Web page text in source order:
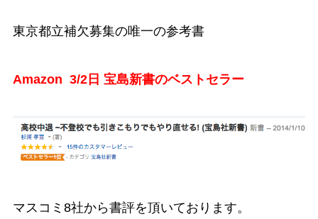
東京都立補欠募集の唯一の参考書
Amazon 3/2日 宝島新書のベストセラー
マスコミ8社から書評を頂いております。